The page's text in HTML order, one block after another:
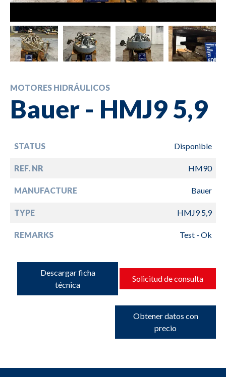
MOTORES HIDRÁULICOS
Bauer - HMJ9 5,9
STATUS Disponible
REF. NR HM90
MANUFACTURE Bauer
TYPE HMJ9 5,9
REMARKS Test - Ok
Descargar ficha
técnica
Solicitud de consulta
Obtener datos con
precio